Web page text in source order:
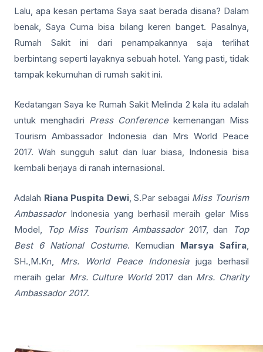
Lalu, apa kesan pertama Saya saat berada disana? Dalam
benak, Saya Cuma bisa bilang keren banget. Pasalnya,
Rumah Sakit ini dari penampakannya saja terlihat
berbintang seperti layaknya sebuah hotel. Yang pasti, tidak
tampak kekumuhan di rumah sakit ini.
Kedatangan Saya ke Rumah Sakit Melinda 2 kala itu adalah
untuk menghadiri Press Conferencekemenangan Miss
Tourism Ambassador Indonesia dan Mrs World Peace
2017. Wah sungguh salut dan luar biasa, Indonesia bisa
kembali berjaya di ranah internasional.
Adalah Riana Puspita Dewi, S.Par sebagai Miss Tourism
AmbassadorIndonesia yang berhasil meraih gelar Miss
Model,
Top Miss Tourism Ambassador2017, dan
Top
Best 6 National Costume. Kemudian Marsya Safira,
SH.,M.Kn, Mrs. World Peace Indonesiajuga berhasil
meraih gelar Mrs. Culture World2017 dan Mrs. Charity
Ambassador 2017.